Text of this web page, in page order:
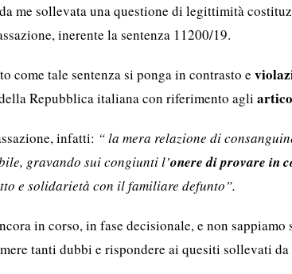
me sollevata una questione di legittimità
inerente la sentenza 11200/19.
come tale sentenza si ponga in contrasto e
Repubblica italiana con riferimento agli
infatti: “ la mera relazione di
gravando sui congiunti l’onere di provare in
e solidarietà con il familiare defunto”.
in corso, in fase decisionale, e non
tanti dubbi e rispondere ai quesiti sollevati